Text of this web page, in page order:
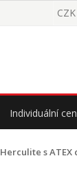
CZK
Individuální
s